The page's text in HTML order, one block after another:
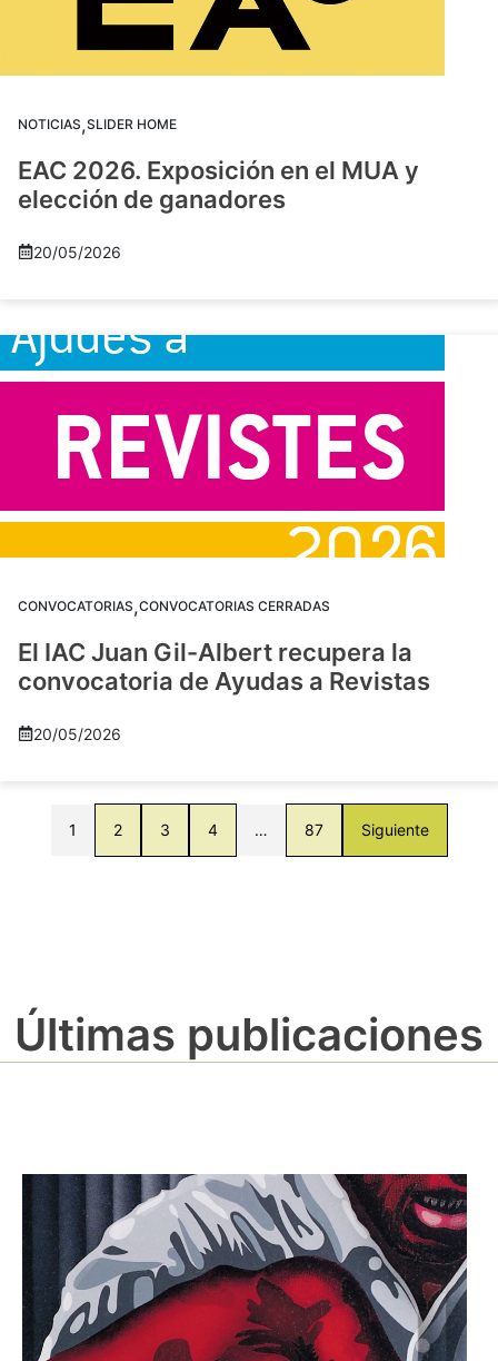
NOTICIAS,SLIDER HOME
EAC 2026. Exposición en el MUA y
elección de ganadores
20/05/2026
CONVOCATORIAS,CONVOCATORIAS CERRADAS
El IAC Juan Gil-Albert recupera la
convocatoria de Ayudas a Revistas
20/05/2026
1 2 3 4 … 87 Siguiente
Últimas publicaciones